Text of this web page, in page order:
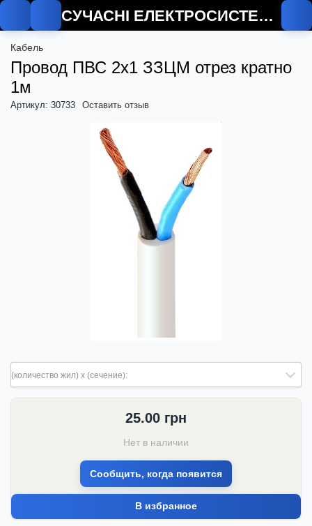
СУЧАСНІ ЕЛЕКТРОСИСТЕМИ
Кабель
Провод ПВС 2х1 ЗЗЦМ отрез кратно
1м
Артикул: 30733 Оставить отзыв
(количество жил) х (сечение):
25.00 грн
Нет в наличии
Сообщить, когда появится
В избранное